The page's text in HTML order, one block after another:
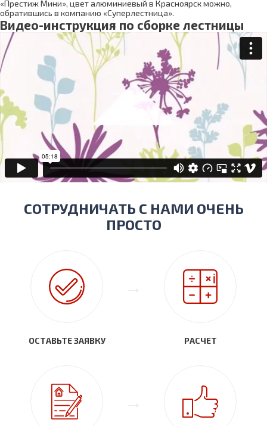
«Престиж Мини», цвет алюминиевый в Красноярск можно,
обратившись в компанию «Суперлестница».
Видео-инструкция по сборке лестницы
СОТРУДНИЧАТЬ С НАМИ ОЧЕНЬ
ПРОСТО
ОСТАВЬТЕ ЗАЯВКУ РАСЧЕТ